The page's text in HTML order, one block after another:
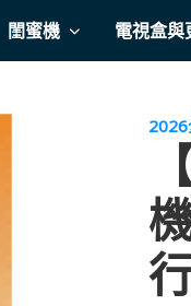
閨蜜機 電視盒與
2026